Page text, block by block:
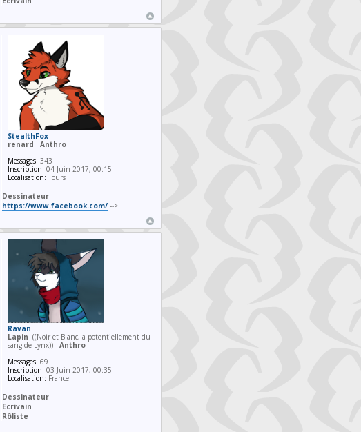
StealthFox
renard
Anthro
Messages: 343
Inscription: 04 Juin 2017, 00:15
Localisation: Tours
Dessinateur
https://www.facebook.com/ -->
Ravan
Lapin ((Noir et Blanc, a potentiellement du
sang de Lynx))
Anthro
Messages: 69
Inscription: 03 Juin 2017, 00:35
Localisation: France
Dessinateur
Ecrivain
Rôliste